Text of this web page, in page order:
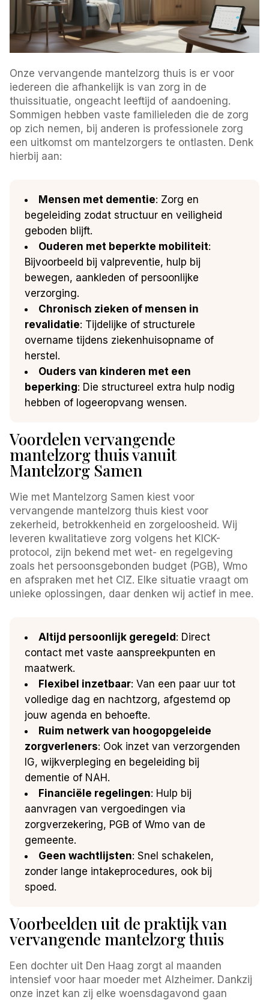
Onze vervangende mantelzorg thuis is er voor
iedereen die afhankelijk is van zorg in de
thuissituatie, ongeacht leeftijd of aandoening.
Sommigen hebben vaste familieleden die de zorg
op zich nemen, bij anderen is professionele zorg
een uitkomst om mantelzorgers te ontlasten. Denk
hierbij aan:
Mensen met dementie: Zorg en
begeleiding zodat structuur en veiligheid
geboden blijft.
Ouderen met beperkte mobiliteit:
Bijvoorbeeld bij valpreventie, hulp bij
bewegen, aankleden of persoonlijke
verzorging.
Chronisch zieken of mensen in
revalidatie: Tijdelijke of structurele
overname tijdens ziekenhuisopname of
herstel.
Ouders van kinderen met een
beperking: Die structureel extra hulp nodig
hebben of logeeropvang wensen.
Voordelen vervangende
mantelzorg thuis vanuit
Mantelzorg Samen
Wie met Mantelzorg Samen kiest voor
vervangende mantelzorg thuis kiest voor
zekerheid, betrokkenheid en zorgeloosheid. Wij
leveren kwalitatieve zorg volgens het KICK-
protocol, zijn bekend met wet- en regelgeving
zoals het persoonsgebonden budget (PGB), Wmo
en afspraken met het CIZ. Elke situatie vraagt om
unieke oplossingen, daar denken wij actief in mee.
Altijd persoonlijk geregeld: Direct
contact met vaste aanspreekpunten en
maatwerk.
Flexibel inzetbaar: Van een paar uur tot
volledige dag en nachtzorg, afgestemd op
jouw agenda en behoefte.
Ruim netwerk van hoogopgeleide
zorgverleners: Ook inzet van verzorgenden
IG, wijkverpleging en begeleiding bij
dementie of NAH.
Financiële regelingen: Hulp bij
aanvragen van vergoedingen via
zorgverzekering, PGB of Wmo van de
gemeente.
Geen wachtlijsten: Snel schakelen,
zonder lange intakeprocedures, ook bij
spoed.
Voorbeelden uit de praktijk van
vervangende mantelzorg thuis
Een dochter uit Den Haag zorgt al maanden
intensief voor haar moeder met Alzheimer. Dankzij
onze inzet kan zij elke woensdagavond gaan